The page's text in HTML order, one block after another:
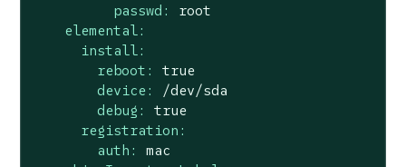
passwd:
root
elemental:
install:
reboot:
true
device:
/dev/sda
debug:
true
registration:
auth:
mac